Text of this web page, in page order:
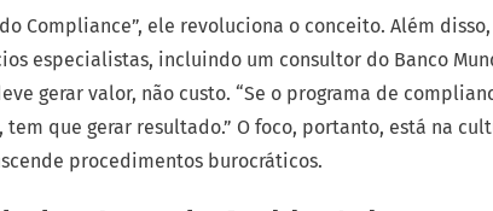
Compliance”, ele revoluciona o conceito. Além
especialistas, incluindo um consultor do Banco
gerar valor, não custo. “Se o programa de
tem que gerar resultado.” O foco, portanto, está na
procedimentos burocráticos.